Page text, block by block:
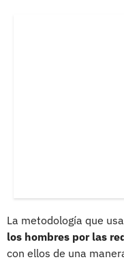
La metodología que
los hombres por las
con ellos de una